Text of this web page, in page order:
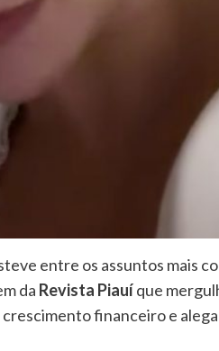
entre os assuntos mais
da Revista Piauíque
financeiro e